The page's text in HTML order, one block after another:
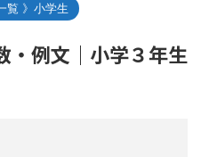
覧 》小学生
・例文｜小学３年生